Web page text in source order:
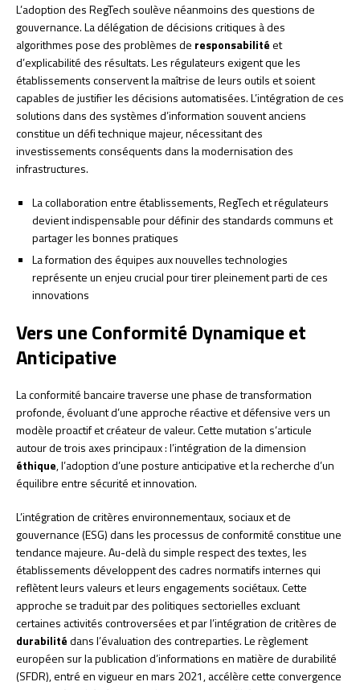
L’adoption des RegTech soulève néanmoins des questions de
gouvernance. La délégation de décisions critiques à des
algorithmes pose des problèmes de responsabilitéet
d’explicabilité des résultats. Les régulateurs exigent que les
établissements conservent la maîtrise de leurs outils et soient
capables de justifier les décisions automatisées. L’intégration de ces
solutions dans des systèmes d’information souvent anciens
constitue un défi technique majeur, nécessitant des
investissements conséquents dans la modernisation des
infrastructures.
La collaboration entre établissements, RegTech et régulateurs
devient indispensable pour définir des standards communs et
partager les bonnes pratiques
La formation des équipes aux nouvelles technologies
représente un enjeu crucial pour tirer pleinement parti de ces
innovations
Vers une Conformité Dynamique et
Anticipative
La conformité bancaire traverse une phase de transformation
profonde, évoluant d’une approche réactive et défensive vers un
modèle proactif et créateur de valeur. Cette mutation s’articule
autour de trois axes principaux : l’intégration de la dimension
éthique, l’adoption d’une posture anticipative et la recherche d’un
équilibre entre sécurité et innovation.
L’intégration de critères environnementaux, sociaux et de
gouvernance (ESG) dans les processus de conformité constitue une
tendance majeure. Au-delà du simple respect des textes, les
établissements développent des cadres normatifs internes qui
reflètent leurs valeurs et leurs engagements sociétaux. Cette
approche se traduit par des politiques sectorielles excluant
certaines activités controversées et par l’intégration de critères de
durabilitédans l’évaluation des contreparties. Le règlement
européen sur la publication d’informations en matière de durabilité
(SFDR), entré en vigueur en mars 2021, accélère cette convergence